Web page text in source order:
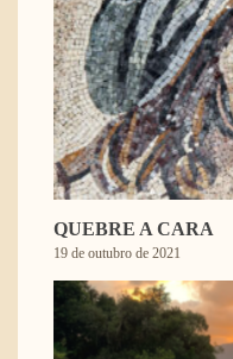
QUEBRE A CARA
19 de outubro de 2021